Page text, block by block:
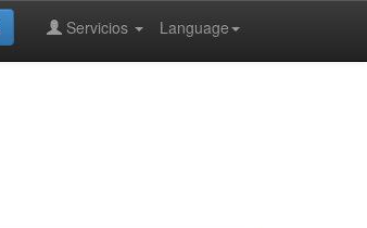
Language
Servicios